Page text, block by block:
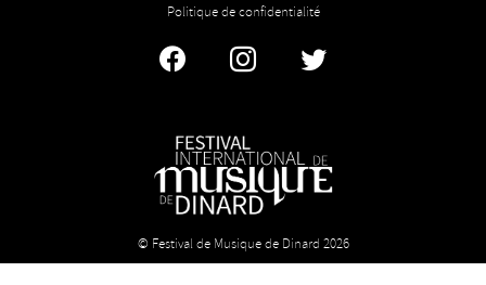
Politique de confidentialité
FacebookInstagram
© Festival de Musique de Dinard 2026